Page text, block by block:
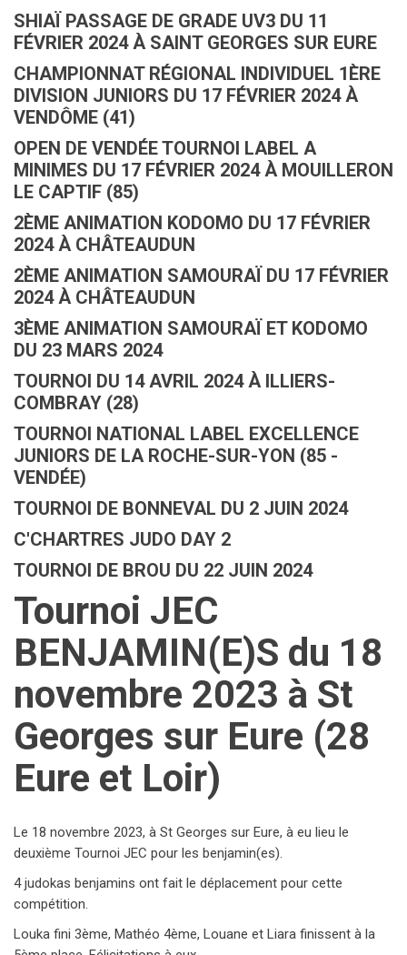
SHIAÏ PASSAGE DE GRADE UV3 DU 11
FÉVRIER 2024 À SAINT GEORGES SUR EURE
CHAMPIONNAT RÉGIONAL INDIVIDUEL 1ÈRE
DIVISION JUNIORS DU 17 FÉVRIER 2024 À
VENDÔME (41)
OPEN DE VENDÉE TOURNOI LABEL A
MINIMES DU 17 FÉVRIER 2024 À MOUILLERON
LE CAPTIF (85)
2ÈME ANIMATION KODOMO DU 17 FÉVRIER
2024 À CHÂTEAUDUN
2ÈME ANIMATION SAMOURAÏ DU 17 FÉVRIER
2024 À CHÂTEAUDUN
3ÈME ANIMATION SAMOURAÏ ET KODOMO
DU 23 MARS 2024
TOURNOI DU 14 AVRIL 2024 À ILLIERS-
COMBRAY (28)
TOURNOI NATIONAL LABEL EXCELLENCE
JUNIORS DE LA ROCHE-SUR-YON (85 -
VENDÉE)
TOURNOI DE BONNEVAL DU 2 JUIN 2024
C'CHARTRES JUDO DAY 2
TOURNOI DE BROU DU 22 JUIN 2024
Tournoi JEC
BENJAMIN(E)S du 18
novembre 2023 à St
Georges sur Eure (28
Eure et Loir)
Le 18 novembre 2023, à St Georges sur Eure, à eu lieu le
deuxième Tournoi JEC pour les benjamin(es).
4 judokas benjamins ont fait le déplacement pour cette
compétition.
Louka fini 3ème, Mathéo 4ème, Louane et Liara finissent à la